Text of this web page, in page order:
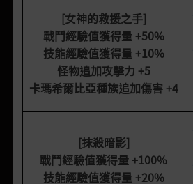
[女神的救援之手]
戰鬥經驗值獲得量+50%
技能經驗值獲得量+10%
怪物追加攻擊力 +5
卡瑪希爾比亞種族追加傷害+4
[抹殺暗影]
戰鬥經驗值獲得量 +100%
技能經驗值獲得量+20%